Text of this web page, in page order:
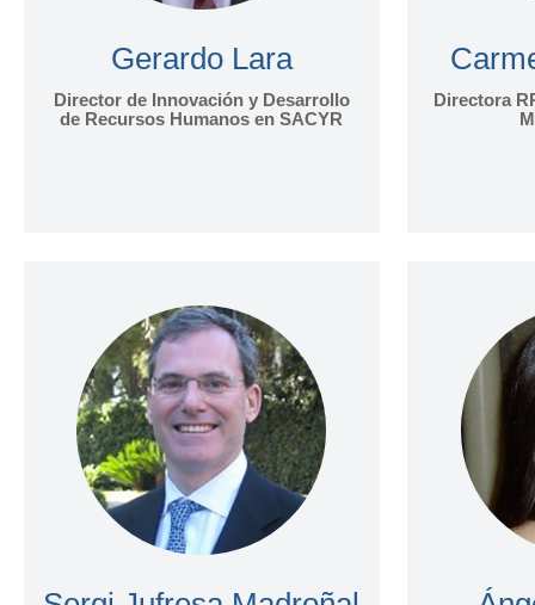
Gerardo Lara
Director de Innovación y Desarrollo
de Recursos Humanos en SACYR
Directora